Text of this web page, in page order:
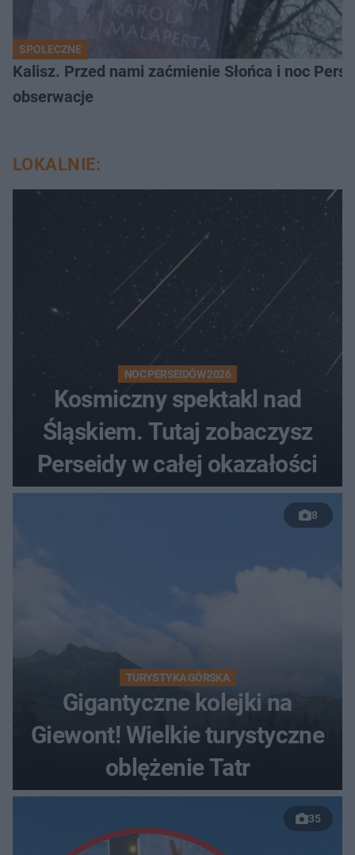
SPOŁECZNE
Kalisz. Przed nami zaćmienie Słońca i noc
obserwacje
LOKALNIE:
NOC PERSEIDÓW 2026
Kosmiczny spektakl nad
Śląskiem. Tutaj zobaczysz
Perseidy w całej okazałości
8
TURYSTYKA GÓRSKA
Gigantyczne kolejki na
Giewont! Wielkie turystyczne
oblężenie Tatr
35